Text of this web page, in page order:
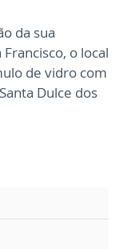
da sua
o local
de vidro com
Dulce dos